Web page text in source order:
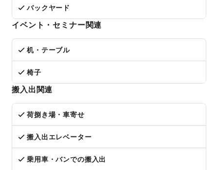
バックヤード
イベント・セミナー関連
机・テーブル
椅子
搬入出関連
荷捌き場・車寄せ
搬入出エレベーター
乗用車・バンでの搬入出